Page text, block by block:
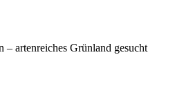
– artenreiches Grünland gesucht